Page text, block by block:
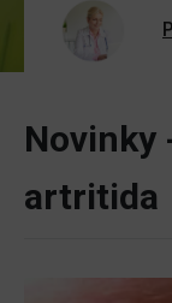
Novinky
artritida